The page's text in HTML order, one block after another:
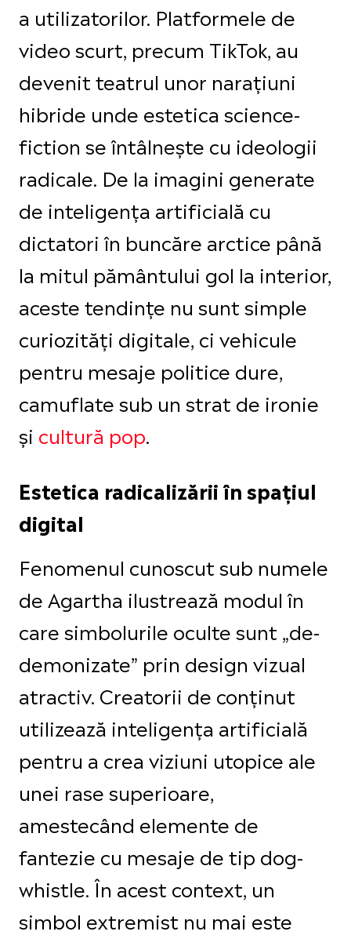
a utilizatorilor. Platformele de
video scurt, precum TikTok, au
devenit teatrul unor narațiuni
hibride unde estetica science-
fiction se întâlnește cu ideologii
radicale. De la imagini generate
de inteligența artificială cu
dictatori în buncăre arctice până
la mitul pământului gol la interior,
aceste tendințe nu sunt simple
curiozități digitale, ci vehicule
pentru mesaje politice dure,
camuflate sub un strat de ironie
și cultură pop.
Estetica radicalizării în spațiul
digital
Fenomenul cunoscut sub numele
de Agartha ilustrează modul în
care simbolurile oculte sunt „de-
demonizate” prin design vizual
atractiv. Creatorii de conținut
utilizează inteligența artificială
pentru a crea viziuni utopice ale
unei rase superioare,
amestecând elemente de
fantezie cu mesaje de tip dog-
whistle. În acest context, un
simbol extremist nu mai este